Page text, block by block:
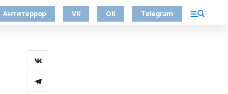
Антитеррор VK OK Telegram